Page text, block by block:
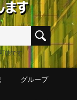
能です
グループ